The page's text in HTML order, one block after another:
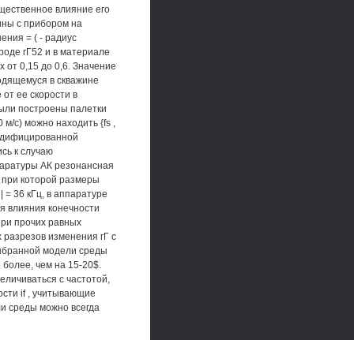
влияние его
с прибором на
= ( - радиус
гГ52 и в материале
от 0,15 до 0,6. Значение
в скважине
ее скорости в
построены палетки
м/с) можно находить {fs ,
к случаю
АК резонансная
при которой размеры
36 кГц, в аппаратуре
влияния конечности
прочих равных
изменения гГ с
модели среды
более, чем на 15-20$.
с частотой,
if , учитывающие
среды можно всегда